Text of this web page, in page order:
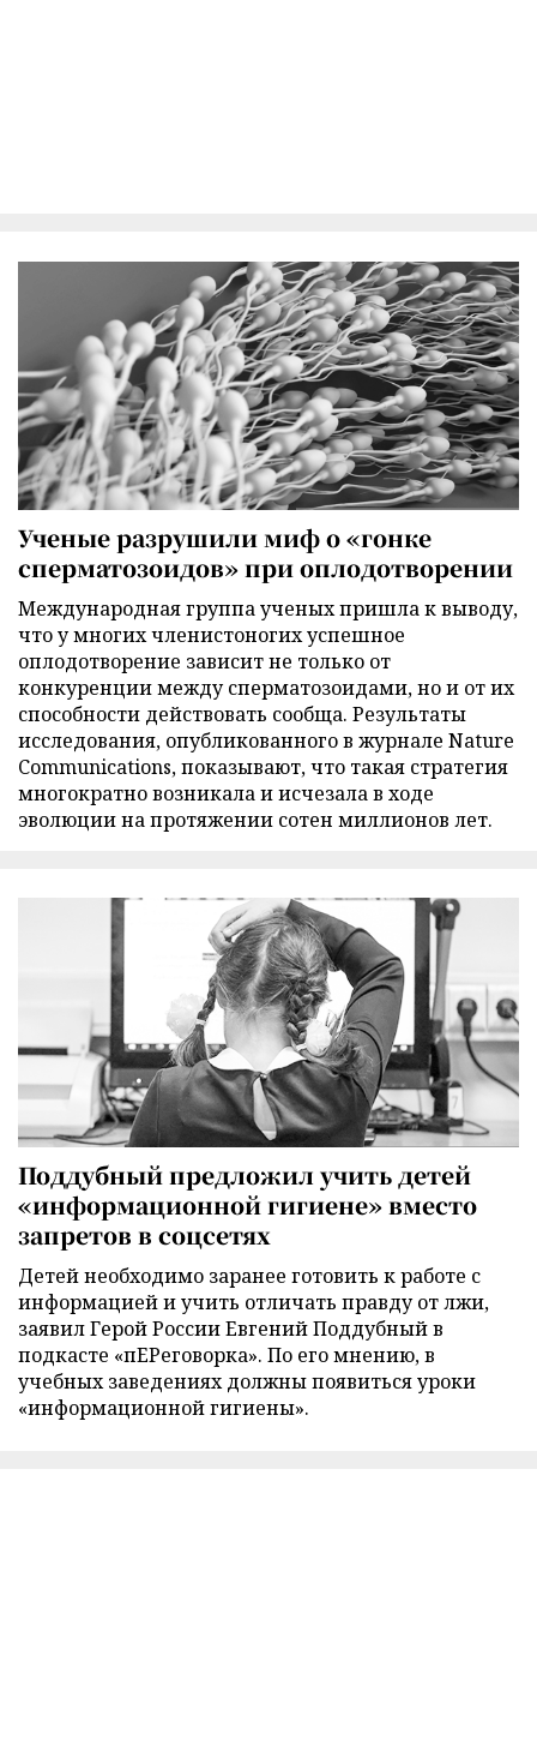
Ученые разрушили миф о «гонке
сперматозоидов» при оплодотворении
Международная группа ученых пришла к выводу,
что у многих членистоногих успешное
оплодотворение зависит не только от
конкуренции между сперматозоидами, но и от их
способности действовать сообща. Результаты
исследования, опубликованного в журнале Nature
Communications, показывают, что такая стратегия
многократно возникала и исчезала в ходе
эволюции на протяжении сотен миллионов лет.
Поддубный предложил учить детей
«информационной гигиене» вместо
запретов в соцсетях
Детей необходимо заранее готовить к работе с
информацией и учить отличать правду от лжи,
заявил Герой России Евгений Поддубный в
подкасте «пЕРеговорка». По его мнению, в
учебных заведениях должны появиться уроки
«информационной гигиены».